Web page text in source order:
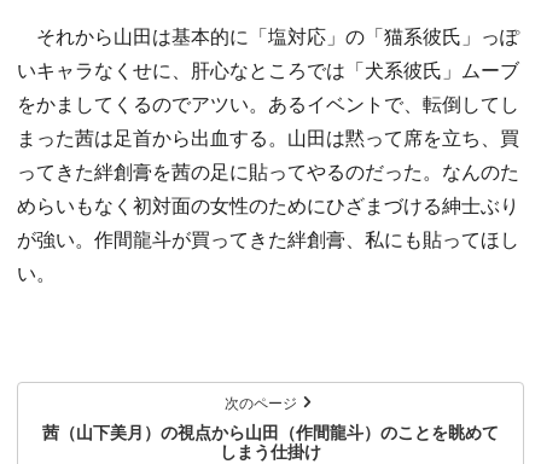
それから山田は基本的に「塩対応」の「猫系彼氏」っぽ
いキャラなくせに、肝心なところでは「犬系彼氏」ムーブ
をかましてくるのでアツい。あるイベントで、転倒してし
まった茜は足首から出血する。山田は黙って席を立ち、買
ってきた絆創膏を茜の足に貼ってやるのだった。なんのた
めらいもなく初対面の女性のためにひざまづける紳士ぶり
が強い。作間龍斗が買ってきた絆創膏、私にも貼ってほし
い。
次のページ
茜（山下美月）の視点から山田（作間龍斗）のことを眺めて
しまう仕掛け